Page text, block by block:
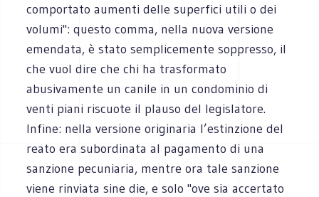
comportato aumenti delle superfici utili o dei
volumi": questo comma, nella nuova versione
emendata, è stato semplicemente soppresso, il
che vuol dire che chi ha trasformato
abusivamente un canile in un condominio di
venti piani riscuote il plauso del legislatore.
Infine: nella versione originaria l’estinzione del
reato era subordinata al pagamento di una
sanzione pecuniaria, mentre ora tale sanzione
viene rinviata sine die, e solo "ove sia accertato